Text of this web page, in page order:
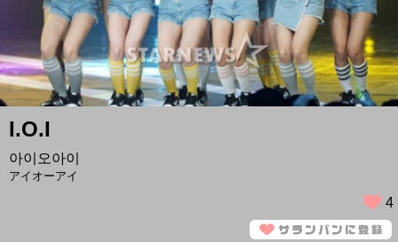
I.O.I
아이오아이
アイオーアイ
4